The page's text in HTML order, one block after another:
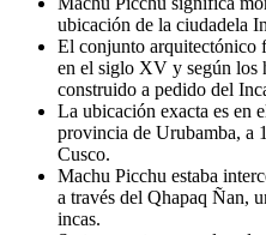
ubicación de la ciudadela
El conjunto arquitectónico
en el siglo XV y según los
construido a pedido del
La ubicación exacta es en
provincia de Urubamba, a
Cusco.
Machu Picchu estaba
a través del Qhapaq Ñan,
incas.